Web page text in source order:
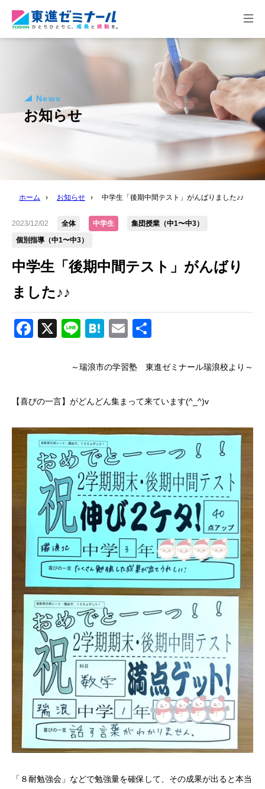
News
お知らせ
ホーム › お知らせ › 中学生「後期中間テスト」がんばりました♪♪
2023/12/02 全体 中学生
集団授業（中1〜中3）
個別指導（中1〜中3）
中学生「後期中間テスト」がんばり
ました♪♪
Facebook
X LineHatena
Email
～瑞浪市の学習塾 東進ゼミナール瑞浪校より～
【喜びの一言】がどんどん集まって来ています(^_^)v
「８耐勉強会」などで勉強量を確保して、その成果が出ると本当